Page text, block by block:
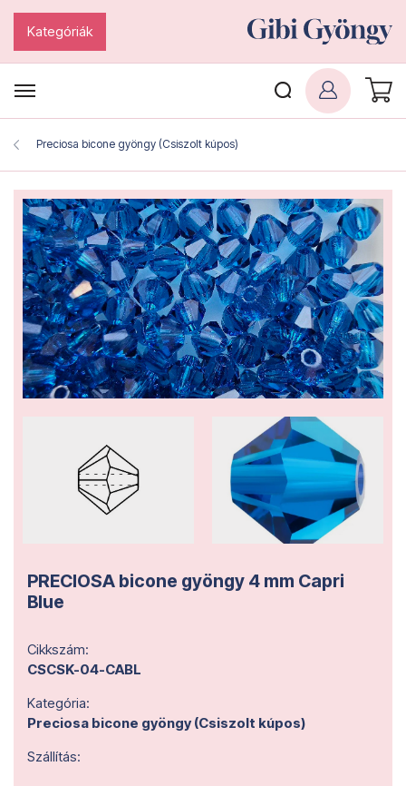
Kategóriák
Preciosa bicone gyöngy (Csiszolt kúpos)
PRECIOSA bicone gyöngy 4 mm Capri
Blue
Cikkszám:
CSCSK-04-CABL
Kategória:
Preciosa bicone gyöngy (Csiszolt kúpos)
Szállítás: